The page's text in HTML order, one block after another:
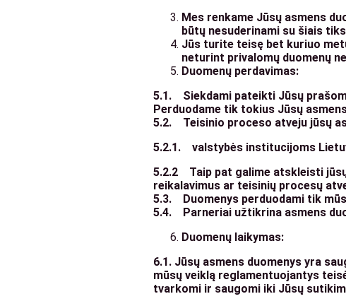
Mes renkame Jūsų asmens
būtų nesuderinami su šiais
Jūs turite teisę bet kuriuo
neturint privalomų duomenų
Duomenų perdavimas:
5.1. Siekdami pateikti Jūsų
Perduodame tik tokius Jūsų
5.2. Teisinio proceso atveju jūsų
5.2.1. valstybės institucijoms
5.2.2 Taip pat galime atskleisti
reikalavimus ar teisinių procesų
5.3. Duomenys perduodami tik
5.4. Parneriai užtikrina asmens
Duomenų laikymas:
6.1. Jūsų asmens duomenys yra
mūsų veiklą reglamentuojantys
tvarkomi ir saugomi iki Jūsų